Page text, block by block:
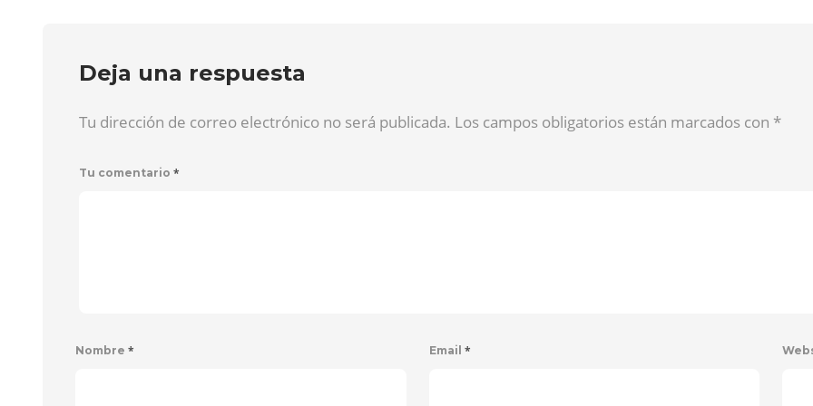
Deja una respuesta
Tu dirección de correo electrónico no será publicada. Los campos obligatorios están marcados con *
Tu comentario *
Nombre * Email *